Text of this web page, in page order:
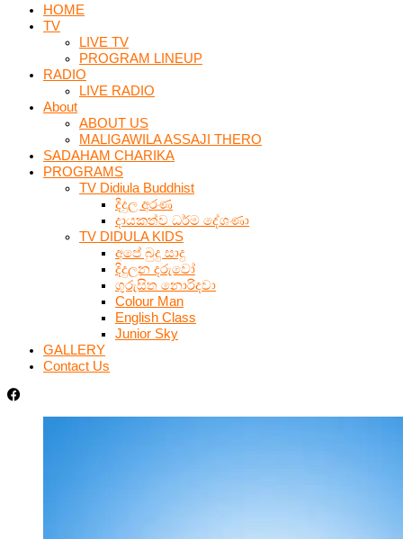
HOME
TV
LIVE TV
PROGRAM LINEUP
RADIO
LIVE RADIO
About
ABOUT US
MALIGAWILA ASSAJI THERO
SADAHAM CHARIKA
PROGRAMS
TV Didiula Buddhist
දිදුල අරණ
දායකත්ව ධර්ම දේශණා
TV DIDULA KIDS
අපේ බුදු සාදු
දිදුලන දරුවෝ
ගුරුසිත නොරිදවා
Colour Man
English Class
Junior Sky
GALLERY
Contact Us